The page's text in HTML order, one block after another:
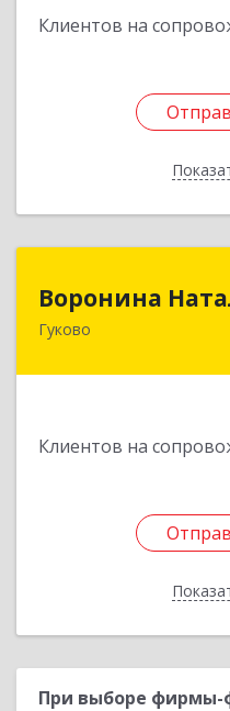
Клиентов на
Воронина
Гуково
Клиентов на
Воронина
При выборе фирмы-